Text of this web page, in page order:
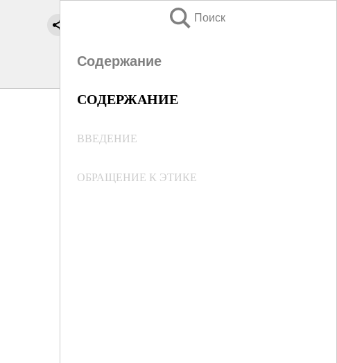
Поиск
Содержание
СОДЕРЖАНИЕ
ВВЕДЕНИЕ
ОБРАЩЕНИЕ К ЭТИКЕ